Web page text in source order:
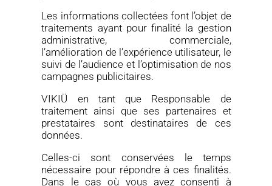
Les informations collectées font l’objet de
traitements ayant pour finalité la gestion
administrative, commerciale,
l’amélioration de l’expérience utilisateur, le
suivi de l’audience et l’optimisation de nos
campagnes publicitaires.
VIKIÜ
en tant que Responsable de
traitement ainsi que ses partenaires et
prestataires sont destinataires de ces
données.
Celles-ci sont conservées le temps
nécessaire pour répondre à ces finalités.
Dans le cas où vous avez consenti à